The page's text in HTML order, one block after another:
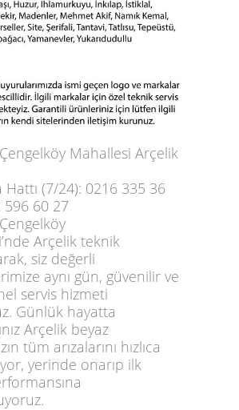
Mahallesi Arçelik
Hattı (7/24): 0216 335 36
596 60 27
Arçelik teknik
siz değerli
aynı gün, güvenilir ve
servis hizmeti
Günlük hayatta
Arçelik beyaz
tüm arızalarını hızlıca
yerinde onarıp ilk